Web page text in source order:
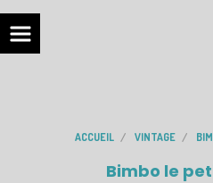
ACCUEIL VINTAGE
Bimbo le